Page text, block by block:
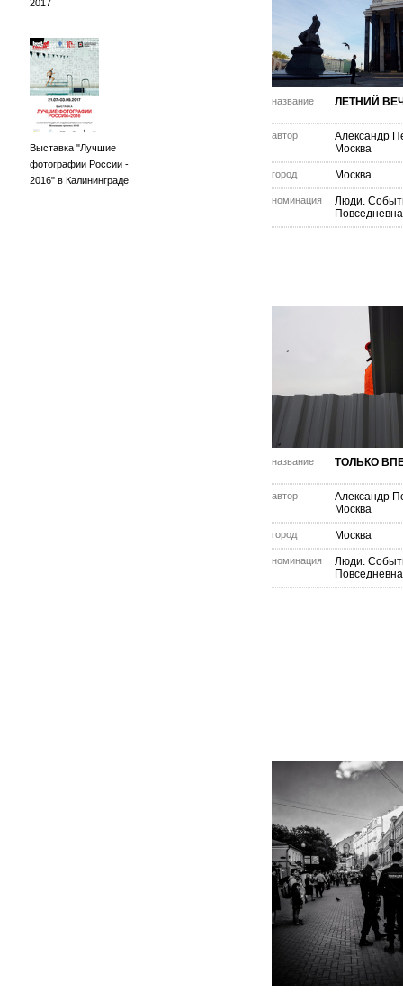
2017
Выставка "Лучшие
фотографии России -
2016" в Калининграде
название ЛЕТНИЙ
автор
Александр
Москва
город Москва
номинация
Люди.
название ТОЛЬКО
автор
Александр
Москва
город Москва
номинация
Люди.